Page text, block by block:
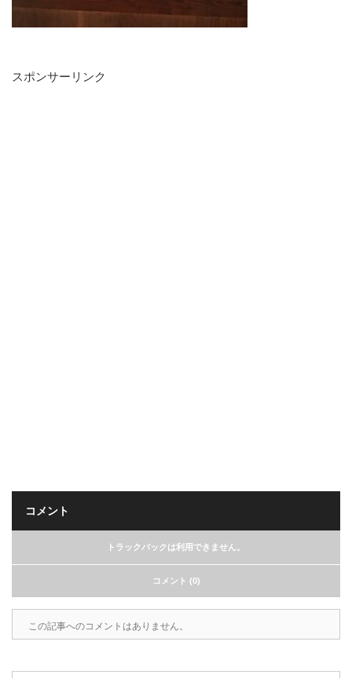
スポンサーリンク
コメント
トラックバックは利用できません。
コメント (0)
この記事へのコメントはありません。